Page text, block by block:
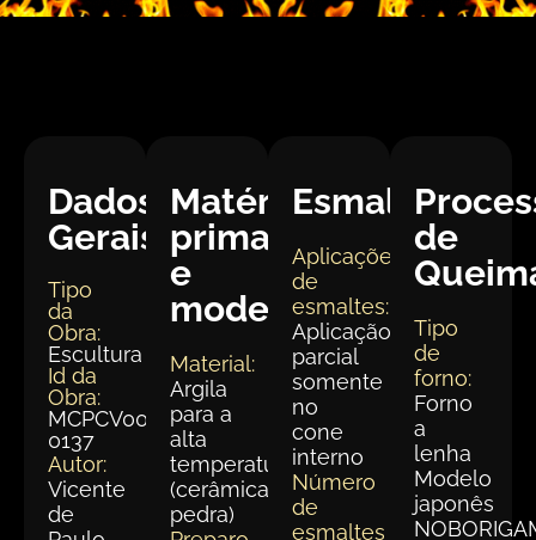
Dados
Gerais:
Tipo
da
Obra:
Escultura
Id da
Obra:
MCPCV008-
0137
Autor:
Vicente
de
Matéria
prima
e
modelagem
Material:
Argila
para a
alta
temperatura
(cerâmica
pedra)
Esmaltação
Aplicações
de
esmaltes:
Aplicação
parcial
somente
no
cone
interno
Número
de
esmaltes
de
Tipo
de
forno:
Forno
a
lenha
Modelo
japonês